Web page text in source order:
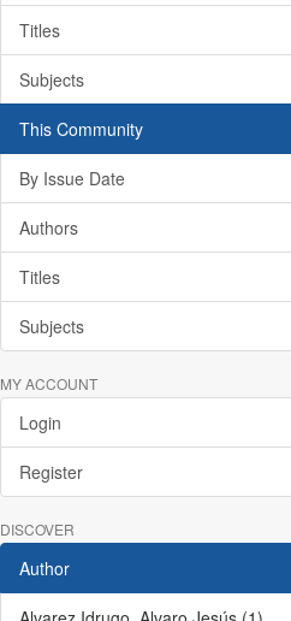
Titles
Subjects
This Community
By Issue Date
Authors
Titles
Subjects
MY ACCOUNT
Login
Register
DISCOVER
Author